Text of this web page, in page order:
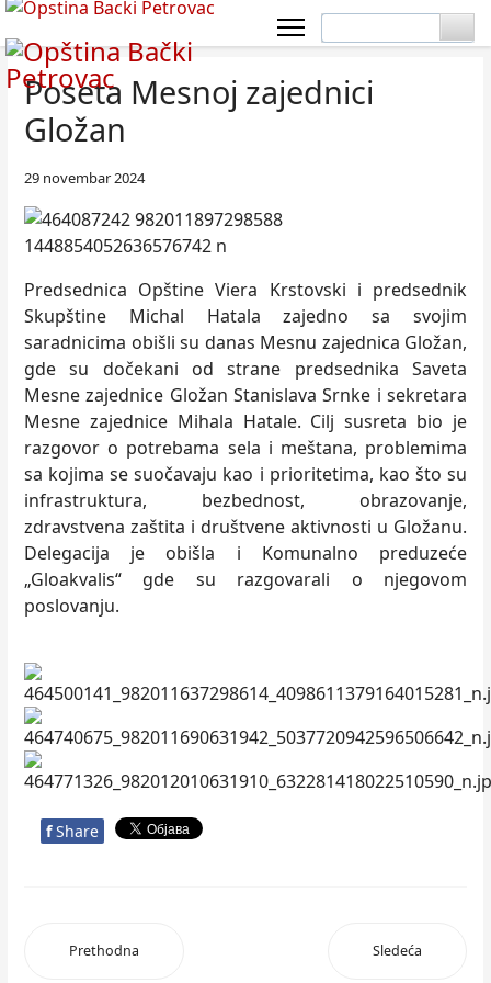
Poseta Mesnoj zajednici
Gložan
29 novembar 2024
Predsednica Opštine Viera Krstovski i predsednik
Skupštine Michal Hatala zajedno sa svojim
saradnicima obišli su danas Mesnu zajednica Gložan,
gde su dočekani od strane predsednika Saveta
Mesne zajednice Gložan Stanislava Srnke i sekretara
Mesne zajednice Mihala Hatale. Cilj susreta bio je
razgovor o potrebama sela i meštana, problemima
sa kojima se suočavaju kao i prioritetima, kao što su
infrastruktura, bezbednost, obrazovanje,
zdravstvena zaštita i društvene aktivnosti u Gložanu.
Delegacija je obišla i Komunalno preduzeće
„Gloakvalis“ gde su razgovarali o njegovom
poslovanju.
f Share
Prethodna Sledeća